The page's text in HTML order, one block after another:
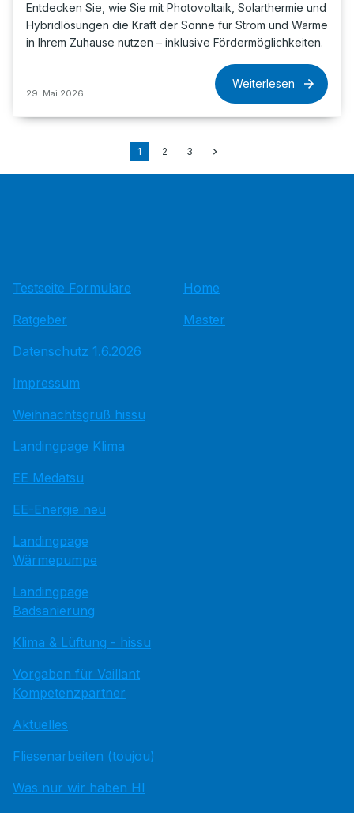
Entdecken Sie, wie Sie mit Photovoltaik, Solarthermie und
Hybridlösungen die Kraft der Sonne für Strom und Wärme
in Ihrem Zuhause nutzen – inklusive Fördermöglichkeiten.
29. Mai 2026
Weiterlesen
1 2 3
Testseite Formulare
Ratgeber
Datenschutz 1.6.2026
Impressum
Weihnachtsgruß hissu
Landingpage Klima
EE Medatsu
EE-Energie neu
Landingpage
Wärmepumpe
Landingpage
Badsanierung
Klima & Lüftung - hissu
Vorgaben für Vaillant
Kompetenzpartner
Aktuelles
Fliesenarbeiten (toujou)
Was nur wir haben HI
Home
Master